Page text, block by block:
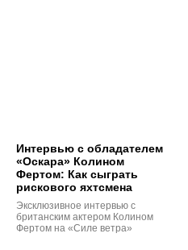
Интервью с обладателем
«Оскара» Колином
Фертом: Как сыграть
рискового яхтсмена
Эксклюзивное интервью с
британским актером Колином
Фертом на «Силе ветра»